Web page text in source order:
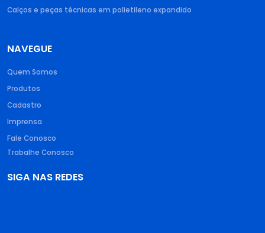
Calços e peças técnicas em polietileno expandido
NAVEGUE
Quem Somos
Produtos
Cadastro
Imprensa
Fale Conosco
Trabalhe Conosco
SIGA NAS REDES